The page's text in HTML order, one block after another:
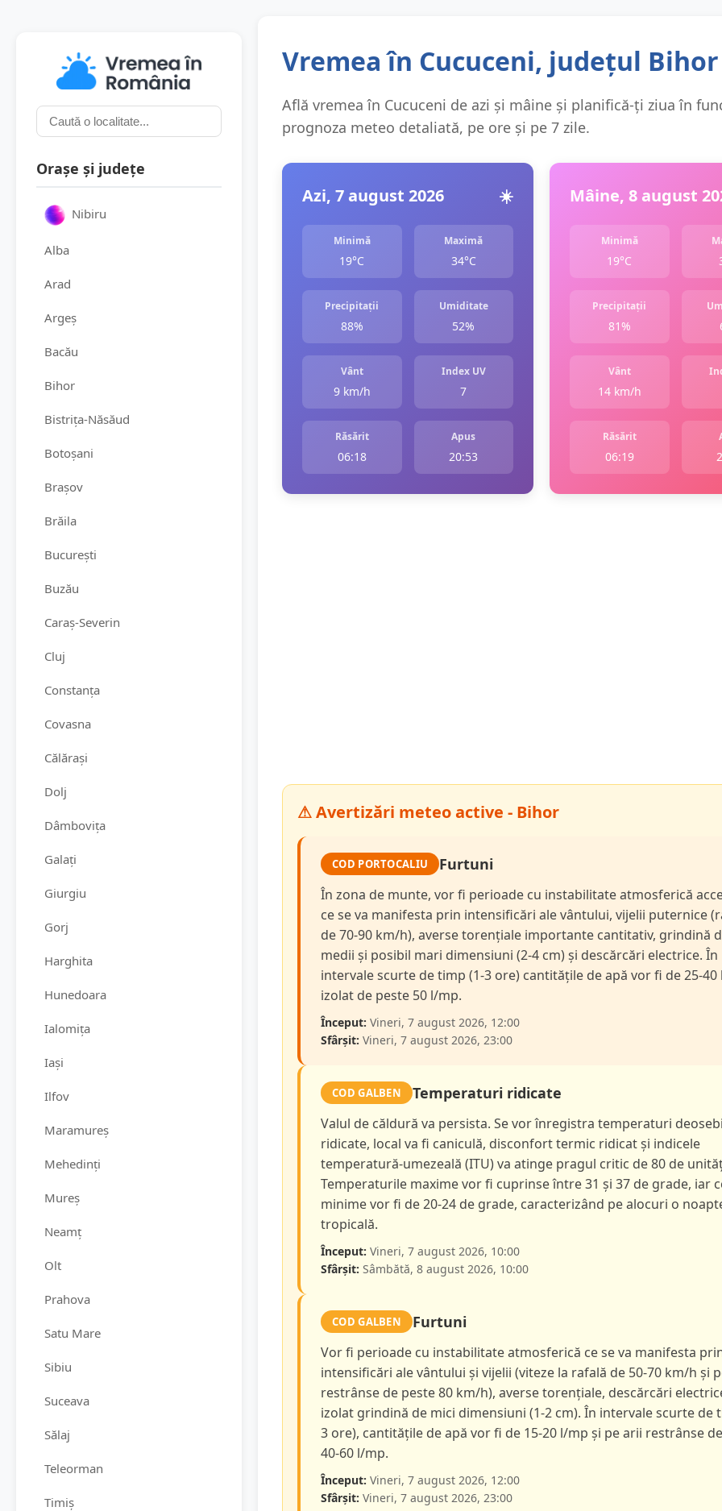
Orașe și județe
Nibiru
Alba
Arad
Argeș
Bacău
Bihor
Bistrița-Năsăud
Botoșani
Brașov
Brăila
București
Buzău
Caraș-Severin
Cluj
Constanța
Covasna
Călărași
Dolj
Dâmbovița
Galați
Giurgiu
Gorj
Harghita
Hunedoara
Ialomița
Iași
Ilfov
Maramureș
Mehedinți
Mureș
Neamț
Olt
Prahova
Satu Mare
Sibiu
Suceava
Sălaj
Teleorman
Timiș
Vremea în Cucuceni, județul Bihor
Află vremea în Cucuceni de azi și mâine și planifică-ți ziua în
prognoza meteo detaliată, pe ore și pe 7 zile.
Azi, 7 august 2026 ☀️
Minimă
19°C
Maximă
34°C
Precipitații
88%
Umiditate
52%
Vânt
9 km/h
Index UV
7
Răsărit
06:18
Apus
20:53
Mâine, 8 august
Minimă
19°C
Precipitații
81%
Vânt
14 km/h
Răsărit
06:19
⚠ Avertizări meteo active - Bihor
COD PORTOCALIU Furtuni
În zona de munte, vor fi perioade cu instabilitate atmosferică
ce se va manifesta prin intensificări ale vântului, vijelii puternice
de 70-90 km/h), averse torențiale importante cantitativ, grindină
medii și posibil mari dimensiuni (2-4 cm) și descărcări electrice. În
intervale scurte de timp (1-3 ore) cantitățile de apă vor fi de 25-40
izolat de peste 50 l/mp.
Început: Vineri, 7 august 2026, 12:00
Sfârșit: Vineri, 7 august 2026, 23:00
COD GALBEN Temperaturi ridicate
Valul de căldură va persista. Se vor înregistra temperaturi
ridicate, local va fi caniculă, disconfort termic ridicat și indicele
temperatură-umezeală (ITU) va atinge pragul critic de 80 de
Temperaturile maxime vor fi cuprinse între 31 și 37 de grade, iar
minime vor fi de 20-24 de grade, caracterizând pe alocuri o
tropicală.
Început: Vineri, 7 august 2026, 10:00
Sfârșit: Sâmbătă, 8 august 2026, 10:00
COD GALBEN Furtuni
Vor fi perioade cu instabilitate atmosferică ce se va manifesta
intensificări ale vântului și vijelii (viteze la rafală de 50-70 km/h și
restrânse de peste 80 km/h), averse torențiale, descărcări
izolat grindină de mici dimensiuni (1-2 cm). În intervale scurte de
3 ore), cantitățile de apă vor fi de 15-20 l/mp și pe arii restrânse
40-60 l/mp.
Început: Vineri, 7 august 2026, 12:00
Sfârșit: Vineri, 7 august 2026, 23:00